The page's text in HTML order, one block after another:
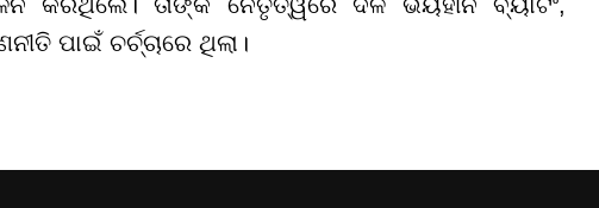
ପାଇଁ ଚର୍ଚ୍ଚାରେ ଥିଲା।